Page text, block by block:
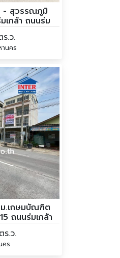
- สุวรรณภูมิ
เกล้า ถนนร่ม
.ว.
นคร
ม.เกษมบัณฑิต
ถนนร่มเกล้า
.ว.
คร